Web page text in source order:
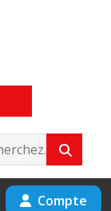
Compte